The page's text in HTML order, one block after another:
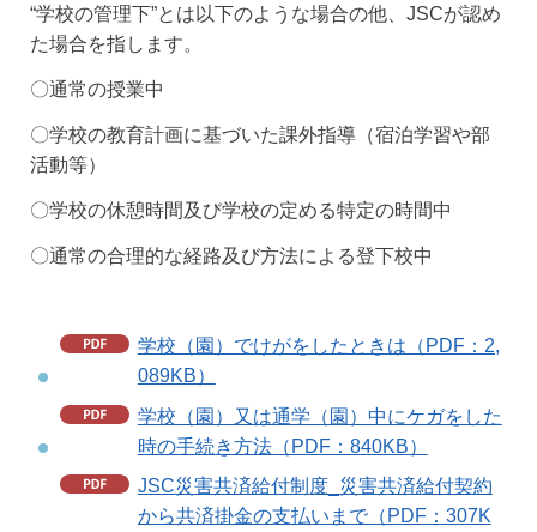
“学校の管理下”とは以下のような場合の他、JSCが認め
た場合を指します。
〇通常の授業中
〇学校の教育計画に基づいた課外指導（宿泊学習や部
活動等）
〇学校の休憩時間及び学校の定める特定の時間中
〇通常の合理的な経路及び方法による登下校中
学校（園）でけがをしたときは（PDF：2,
089KB）
学校（園）又は通学（園）中にケガをした
時の手続き方法（PDF：840KB）
JSC災害共済給付制度_災害共済給付契約
から共済掛金の支払いまで（PDF：307K